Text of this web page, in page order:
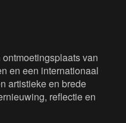
van
en een internationaal
artistieke en brede
reflectie en